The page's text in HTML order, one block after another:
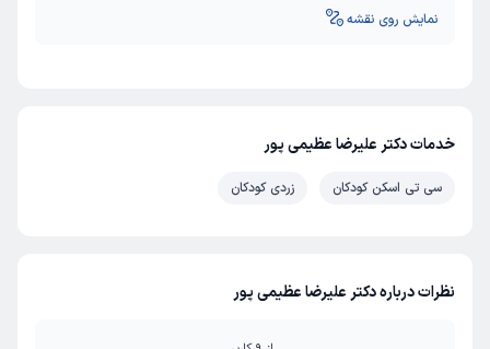
نمایش روی نقشه
خدمات دکتر علیرضا عظیمی پور
سی تی اسکن کودکان زردی کودکان
نظرات درباره دکتر علیرضا عظیمی پور